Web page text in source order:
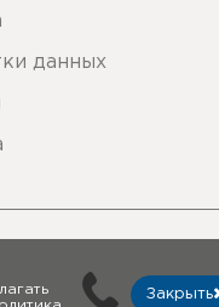
данных
8
Закрыть